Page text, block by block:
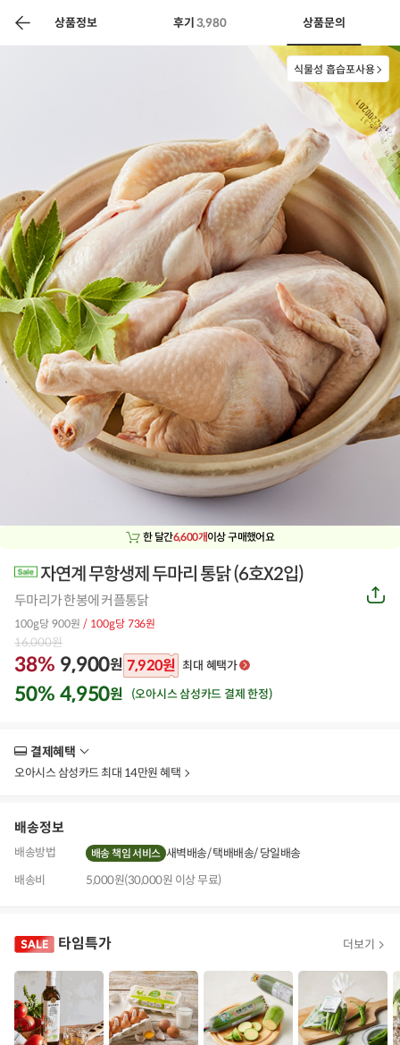
상품정보 후기 3,980 상품문의
공인 농축산물할인 찬들마루 주문/배송 고객센터
식물성 흡습포사용
한 달간6,600개이상 구매했어요
자연계 무항생제 두마리 통닭 (6호X2입)
두마리가 한봉에 커플통닭
100g당 900원 / 100g당 736원
16,000원
38% 9,900원 7,920원 최대 혜택가
50% 4,950원 (오아시스 삼성카드 결제 한정)
공
유
결제혜택
보
오아시스 삼성카드 최대 14만원 혜택
배송정보
배송방법 배송 책임 서비스 새벽배송 택배배송 당일배송
배송비
5,000원(30,000원 이상 무료)
타임특가 더보기